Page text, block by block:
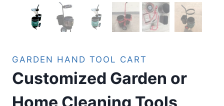
GARDEN HAND TOOL CART
Customized Garden or